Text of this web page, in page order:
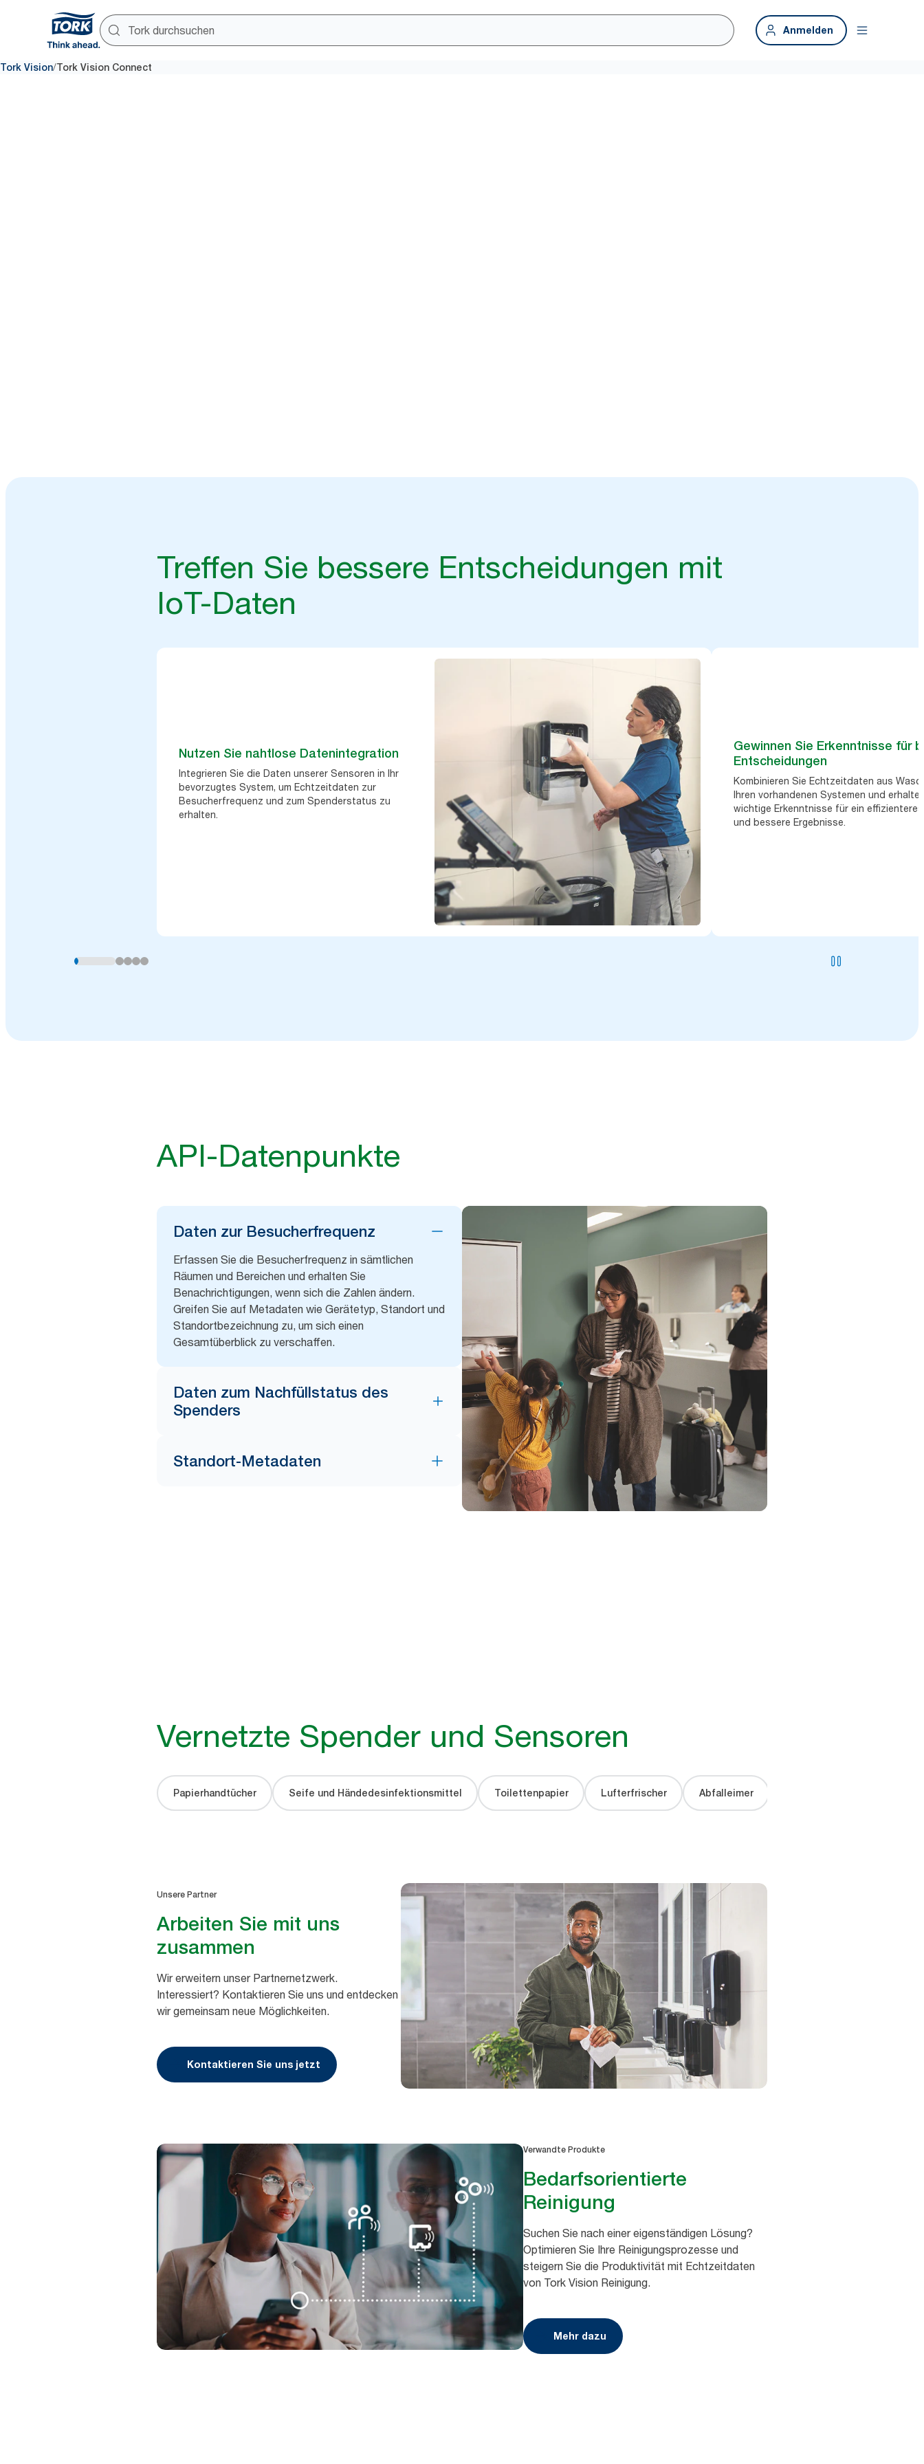
Anmelden
Tork Vision/Tork Vision Connect
Treffen Sie bessere Entscheidungen mit
IoT-Daten
Nutzen Sie nahtlose Datenintegration
Integrieren Sie die Daten unserer Sensoren in Ihr
bevorzugtes System, um Echtzeitdaten zur
Besucherfrequenz und zum Spenderstatus zu
erhalten.
Gewinnen Sie Erkenntnisse für
Entscheidungen
Kombinieren Sie Echtzeitdaten aus
Ihren vorhandenen Systemen und
wichtige Erkenntnisse für ein
und bessere Ergebnisse.
API-Datenpunkte
Daten zur Besucherfrequenz
Erfassen Sie die Besucherfrequenz in sämtlichen
Räumen und Bereichen und erhalten Sie
Benachrichtigungen, wenn sich die Zahlen ändern.
Greifen Sie auf Metadaten wie Gerätetyp, Standort und
Standortbezeichnung zu, um sich einen
Gesamtüberblick zu verschaffen.
Daten zum Nachfüllstatus des
Spenders
Standort-Metadaten
Vernetzte Spender und Sensoren
Papierhandtücher Seife und Händedesinfektionsmittel Toilettenpapier Lufterfrischer Abfalleimer
Unsere Partner
Arbeiten Sie mit uns
zusammen
Wir erweitern unser Partnernetzwerk.
Interessiert? Kontaktieren Sie uns und entdecken
wir gemeinsam neue Möglichkeiten.
Kontaktieren Sie uns jetzt
Verwandte Produkte
Bedarfsorientierte
Reinigung
Suchen Sie nach einer eigenständigen Lösung?
Optimieren Sie Ihre Reinigungsprozesse und
steigern Sie die Produktivität mit Echtzeitdaten
von Tork Vision Reinigung.
Mehr dazu